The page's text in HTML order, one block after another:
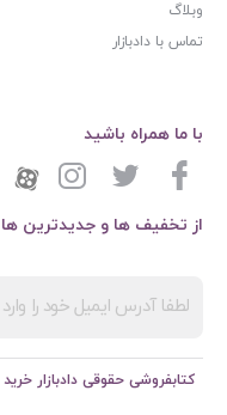
وبلاگ
تماس با دادبازار
از تخفیف ها و جدیدترین ها
با ما همراه باشید
کتابفروشی حقوقی دادبازار